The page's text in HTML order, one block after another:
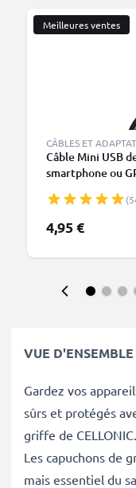
Meilleures ventes
CÂBLES ET
Câble Mini USB
smartphone ou
4,95 €
VUE D'ENSEMBLE
Gardez vos
sûrs et protégés
griffe de CELLONIC.
Les capuchons de
mais essentiel du